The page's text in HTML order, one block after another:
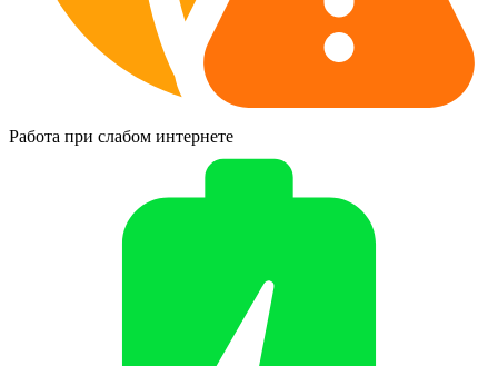
Работа при слабом интернете